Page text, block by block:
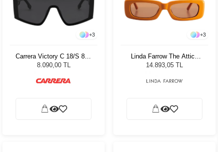
+3
Carrera Victory C 18/S 807
99 Kadın Güneş Gözlüğü
8.090,00 TL
+3
Linda Farrow The Attico
Mini Marfa Orange/Silver -
Gözlüğü
14.893,05 TL